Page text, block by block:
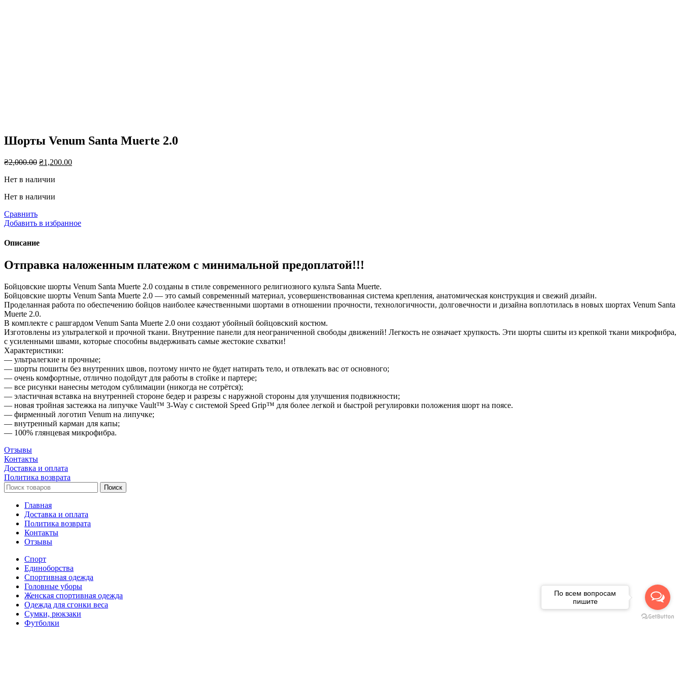
Шорты Venum Santa Muerte 2.0
₴2,000.00 Первоначальная
составляла
₴1,200.00Текущая
Нет в наличии
Нет в наличии
Сравнить
Добавить в избранное
Описание
Отправка наложенным платежом с минимальной предоплатой!!!
Бойцовские шорты Venum Santa Muerte 2.0 созданы в стиле современного религиозного культа Santa Muerte.
Бойцовские шорты Venum Santa Muerte 2.0 — это самый современный материал, усовершенствованная система крепления, анатомическая конструкция и свежий дизайн.
Проделанная работа по обеспечению бойцов наиболее качественными шортами в отношении прочности, технологичности, долговечности и дизайна воплотилась в новых шортах Venum Santa
Muerte 2.0.
В комплекте с рашгардом Venum Santa Muerte 2.0 они создают убойный бойцовский костюм.
Изготовлены из ультралегкой и прочной ткани. Внутренние панели для неограниченной свободы движений! Легкость не означает хрупкость. Эти шорты сшиты из крепкой ткани микрофибра,
с усиленными швами, которые способны выдерживать самые жестокие схватки!
Характеристики:
— ультралегкие и прочные;
— шорты пошиты без внутренних швов, поэтому ничто не будет натирать тело, и отвлекать вас от основного;
— очень комфортные, отлично подойдут для работы в стойке и партере;
— все рисунки нанесны методом сублимации (никогда не сотрётся);
— эластичная вставка на внутренней стороне бедер и разрезы с наружной стороны для улучшения подвижности;
— новая тройная застежка на липучке Vault™ 3-Way с системой Speed Grip™ для более легкой и быстрой регулировки положения шорт на поясе.
— фирменный логотип Venum на липучке;
— внутренный карман для капы;
— 100% глянцевая микрофибра.
Отзывы
Контакты
Доставка и оплата
Политика возврата
Поиск
Главная
Доставка и оплата
Политика возврата
Контакты
Отзывы
Спорт
Единоборства
Cпортивная одежда
Головные уборы
Женская спортивная одежда
Одежда для сгонки веса
Сумки, рюкзаки
Футболки
По всем вопросам
пишите